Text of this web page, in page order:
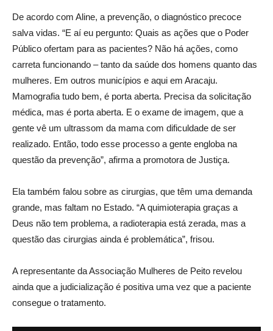
De acordo com Aline, a prevenção, o diagnóstico precoce
salva vidas. “E aí eu pergunto: Quais as ações que o Poder
Público ofertam para as pacientes? Não há ações, como
carreta funcionando – tanto da saúde dos homens quanto das
mulheres. Em outros municípios e aqui em Aracaju.
Mamografia tudo bem, é porta aberta. Precisa da solicitação
médica, mas é porta aberta. E o exame de imagem, que a
gente vê um ultrassom da mama com dificuldade de ser
realizado. Então, todo esse processo a gente engloba na
questão da prevenção”, afirma a promotora de Justiça.
Ela também falou sobre as cirurgias, que têm uma demanda
grande, mas faltam no Estado. “A quimioterapia graças a
Deus não tem problema, a radioterapia está zerada, mas a
questão das cirurgias ainda é problemática”, frisou.
A representante da Associação Mulheres de Peito revelou
ainda que a judicialização é positiva uma vez que a paciente
consegue o tratamento.